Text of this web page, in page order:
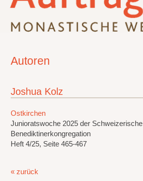
Autoren
Joshua Kolz
Ostkirchen
Junioratswoche 2025 der Schweizerische
Benediktinerkongregation
Heft 4/25, Seite 465-467
« zurück